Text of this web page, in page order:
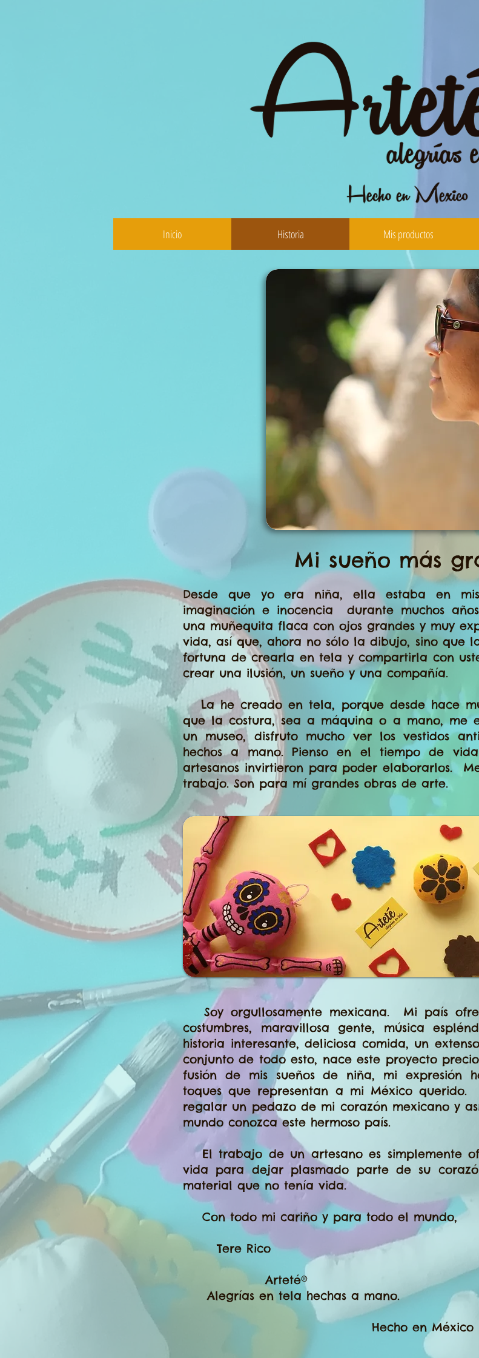
Mi sueño más
Desde que yo era niña, ella estaba en mis
imaginación e inocencia durante muchos
una muñequita flaca con ojos grandes y muy
vida, así que, ahora no sólo la dibujo, sino que
fortuna de crearla en tela y compartirla con
crear una ilusión, un sueño y una compañía.
La he creado en tela, porque desde hace
que la costura, sea a máquina o a mano, me
un museo, disfruto mucho ver los vestidos
hechos a mano. Pienso en el tiempo de
artesanos invirtieron para poder elaborarlos.
trabajo. Son para mí grandes obras de arte.
Soy orgullosamente mexicana. Mi país
costumbres, maravillosa gente, música
historia interesante, deliciosa comida, un
conjunto de todo esto, nace este proyecto
fusión de mis sueños de niña, mi expresión
toques que representan a mi México
regalar un pedazo de mi corazón mexicano y
mundo conozca este hermoso país.
El trabajo de un artesano es simplemente
vida para dejar plasmado parte de su
material que no tenía vida.
Con todo mi cariño y para todo el mundo,
Tere Rico
Arteté®
Alegrías en tela hechas a mano.
Hecho en México
Inicio Historia Mis productos